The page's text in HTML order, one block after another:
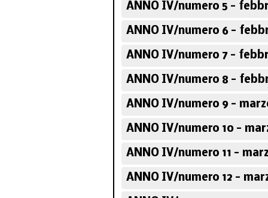
ANNO IV/numero 5 -
ANNO IV/numero 6 -
ANNO IV/numero 7 -
ANNO IV/numero 8 -
ANNO IV/numero 9 -
ANNO IV/numero 10 -
ANNO IV/numero 11 -
ANNO IV/numero 12 -